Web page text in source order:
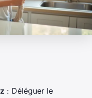
: Déléguer le